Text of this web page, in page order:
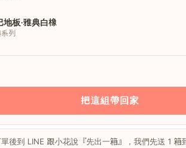
地板·雅典白橡
列
把這組帶回家
後到 LINE 跟小花說『先出一箱』，我們先送 1 箱